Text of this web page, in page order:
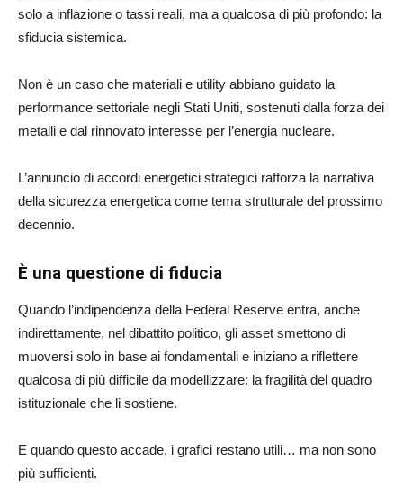
solo a inflazione o tassi reali, ma a qualcosa di più profondo: la
sfiducia sistemica.
Non è un caso che materiali e utility abbiano guidato la
performance settoriale negli Stati Uniti, sostenuti dalla forza dei
metalli e dal rinnovato interesse per l’energia nucleare.
L’annuncio di accordi energetici strategici rafforza la narrativa
della sicurezza energetica come tema strutturale del prossimo
decennio.
È una questione di fiducia
Quando l’indipendenza della Federal Reserve entra, anche
indirettamente, nel dibattito politico, gli asset smettono di
muoversi solo in base ai fondamentali e iniziano a riflettere
qualcosa di più difficile da modellizzare: la fragilità del quadro
istituzionale che li sostiene.
E quando questo accade, i grafici restano utili… ma non sono
più sufficienti.